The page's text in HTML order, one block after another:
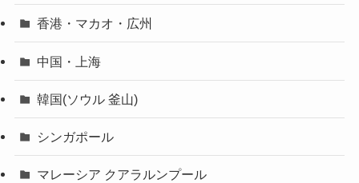
香港・マカオ・広州
中国・上海
韓国(ソウル 釜山)
シンガポール
マレーシア クアラルンプール